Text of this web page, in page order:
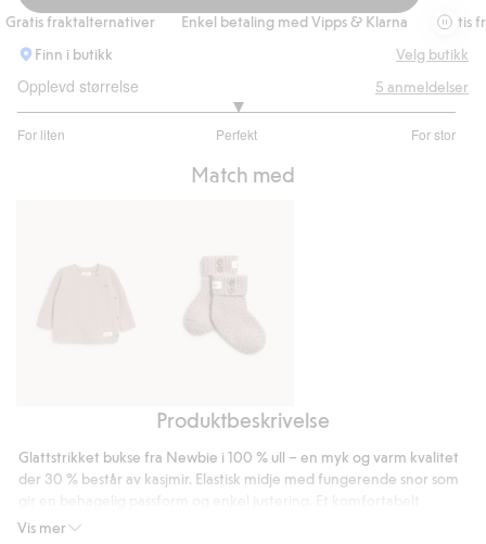
fraktalternativer Enkel betaling med Vipps & Klarna
Gratis
Finn i butikk
Velg butikk
Opplevd størrelse
For liten Perfekt For stor
av
5 anmeldelser
Match med
ull-
kasjmirblanding
Bukse
ull-
Produktbeskrivelse
Vis mer
Glattstrikket bukse fra Newbie i 100 % ull – en myk og varm kvalitet
der 30 % består av kasjmir. Elastisk midje med fungerende snor som
basisplagg til de minste – behagelig å bruke og fint å ta vare på. Den